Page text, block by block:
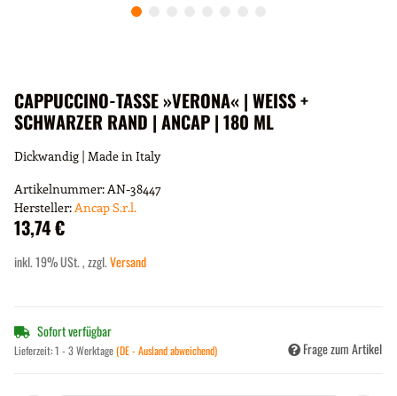
CAPPUCCINO-TASSE »VERONA« | WEISS +
SCHWARZER RAND | ANCAP | 180 ML
Dickwandig | Made in Italy
Artikelnummer:AN-38447
Hersteller:Ancap S.r.l.
13,74 €
inkl. 19% USt. , zzgl.Versand
Sofort verfügbar
Lieferzeit:1 - 3 Werktage(DE - Ausland abweichend) Frage zum Artikel